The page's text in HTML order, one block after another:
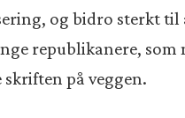
og bidro sterkt
republikanere, som
på veggen.